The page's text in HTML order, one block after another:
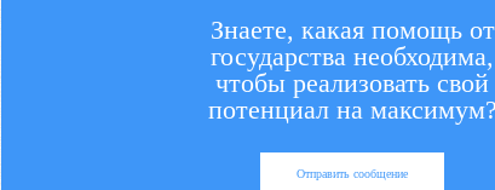
Знаете, какая помощь от
государства необходима,
чтобы реализовать свой
потенциал на максимум?
Отправить сообщение